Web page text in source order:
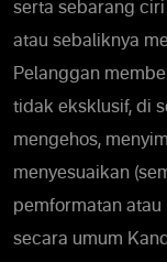
serta sebarang
atau sebaliknya
Pelanggan
tidak eksklusif, di
mengehos,
menyesuaikan
pemformatan
secara umum